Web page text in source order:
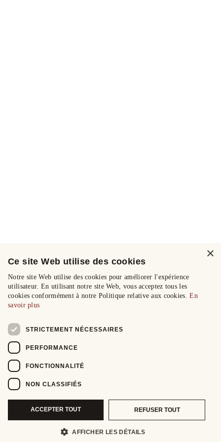
×
Ce site Web utilise des cookies
Notre site Web utilise des cookies pour améliorer l'expérience
utilisateur. En utilisant notre site Web, vous acceptez tous les
cookies conformément à notre Politique relative aux cookies.En
savoir plus
STRICTEMENT NÉCESSAIRES
PERFORMANCE
FONCTIONNALITÉ
NON CLASSIFIÉS
ACCEPTER TOUT REFUSER TOUT
AFFICHER LES DÉTAILS